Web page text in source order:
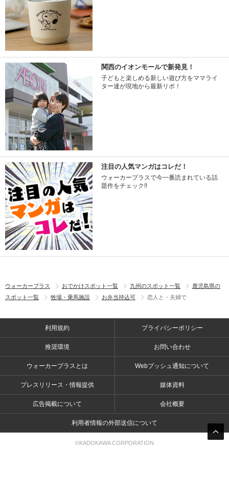
関西のイオンモールで新発見！
子どもと楽しめる新しい遊び方をママライ
ター達が現地から最新リポ！
注目の人気マンガはコレだ！
ウォーカープラスで今一番読まれている話
題作をチェック!!
ウォーカープラス おでかけスポット一覧 九州のスポット一覧
鹿児島県の
スポット一覧
牧場・乗馬施設 お弁当持込可 恋人と・夫婦で
利用規約 プライバシーポリシー
推奨環境 お問い合わせ
ウォーカープラスとは Webプッシュ通知について
プレスリリース・情報提供 媒体資料
広告掲載について 会社概要
利用者情報の外部送信について
©KADOKAWA CORPORATION